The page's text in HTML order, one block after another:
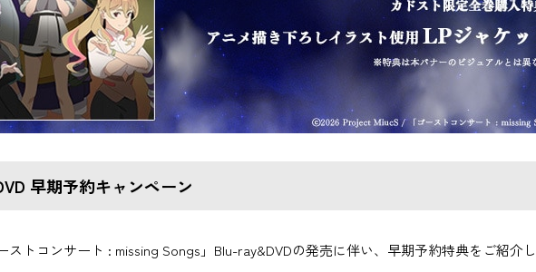
早期予約キャンペーン
ストコンサート : missing Songs」Blu-ray&DVDの発売に伴い、早期予約特典をご紹介